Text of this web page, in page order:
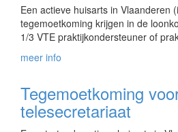
Een actieve huisarts in Vlaanderen
tegemoetkoming krijgen in de
1/3 VTE praktijkondersteuner of
meer info
Tegemoetkoming
telesecretariaat